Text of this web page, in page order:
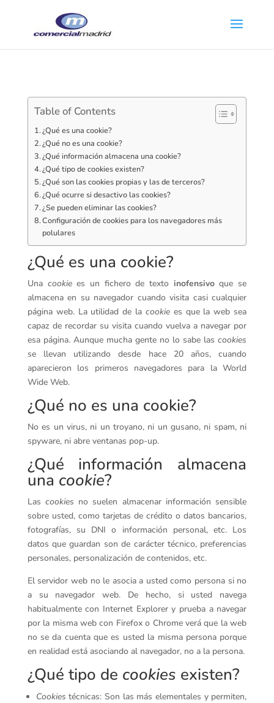
Table of Contents
¿Qué es una cookie?
¿Qué no es una cookie?
¿Qué información almacena una cookie?
¿Qué tipo de cookies existen?
¿Qué son las cookies propias y las de terceros?
¿Qué ocurre si desactivo las cookies?
¿Se pueden eliminar las cookies?
Configuración de cookies para los navegadores más
polulares
¿Qué es una cookie?
Una cookiees un fichero de texto inofensivoque se
almacena en su navegador cuando visita casi cualquier
página web. La utilidad de la cookiees que la web sea
capaz de recordar su visita cuando vuelva a navegar por
esa página. Aunque mucha gente no lo sabe lascookies
se llevan utilizando desde hace 20 años, cuando
aparecieron los primeros navegadores para la World
Wide Web.
¿Qué no es una cookie?
No es un virus, ni un troyano, ni un gusano, ni spam, ni
spyware, ni abre ventanas pop-up.
¿Qué información almacena
una cookie?
Lascookies no suelen almacenar información sensible
sobre usted, como tarjetas de crédito o datos bancarios,
fotografías, su DNI o información personal, etc. Los
datos que guardan son de carácter técnico, preferencias
personales, personalización de contenidos, etc.
El servidor web no le asocia a usted como persona si no
a su navegador web. De hecho, si usted navega
habitualmente con Internet Explorer y prueba a navegar
por la misma web con Firefox o Chrome verá que la web
no se da cuenta que es usted la misma persona porque
en realidad está asociando al navegador, no a la persona.
¿Qué tipo de cookies existen?
Cookies técnicas: Son las más elementales y permiten,